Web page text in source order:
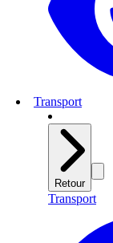
Transport
Retour
Transport